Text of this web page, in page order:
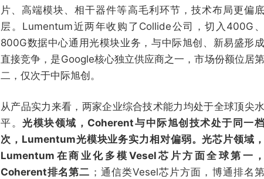
片、高端模块、相干器件等高毛利环节，技术布局更偏底
层。Lumentum近两年收购了Collide公司，切入400G、
800G数据中心通用光模块业务，与中际旭创、新易盛形成
直接竞争，是Google核心独立供应商之一，市场份额位居第
二，仅次于中际旭创。
从产品实力来看，两家企业综合技术能力均处于全球顶尖水
平。光模块领域，Coherent与中际旭创技术处于同一档
次，Lumentum光模块业务实力相对偏弱。光芯片领域，
Lumentum在商业化多模Vesel芯片方面全球第一，
Coherent排名第二 ；通信类Vesel芯片方面，博通排名第